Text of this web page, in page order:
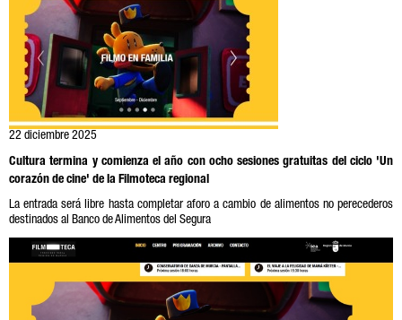
22 diciembre 2025
Cultura termina y comienza el año con ocho sesiones gratuitas del ciclo 'Un
corazón de cine' de la Filmoteca regional
La entrada será libre hasta completar aforo a cambio de alimentos no perecederos
destinados al Banco de Alimentos del Segura